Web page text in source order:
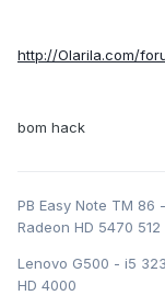
http://Olarila.com/
bom hack
PB Easy Note TM
Radeon HD 5470 512
Lenovo G500 - i5
HD 4000